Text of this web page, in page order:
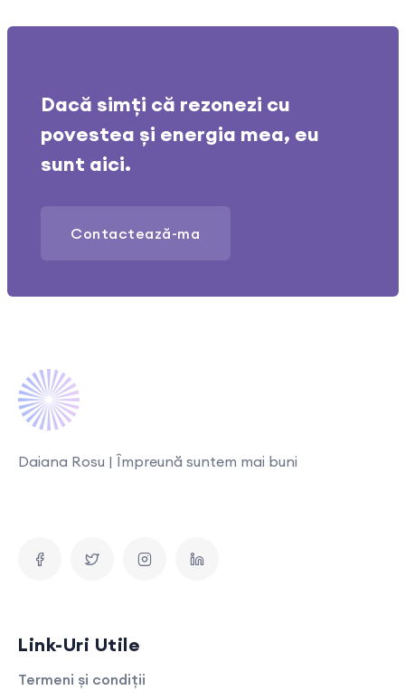
Dacă simți că rezonezi cu
povestea și energia mea, eu
sunt aici.
Contactează-ma
Daiana Rosu | Împreună suntem mai buni
Link-Uri Utile
Termeni și condiții